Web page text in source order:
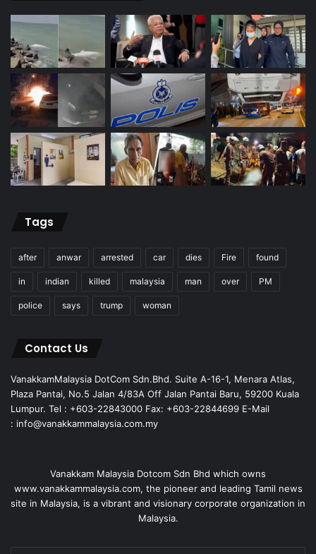
Tags
after anwar arrested car dies Fire found
in indian killed malaysia man over PM
police says trump woman
Contact Us
VanakkamMalaysia DotCom Sdn.Bhd. Suite A-16-1, Menara Atlas,
Plaza Pantai, No.5 Jalan 4/83A Off Jalan Pantai Baru, 59200 Kuala
Lumpur. Tel : +603-22843000 Fax: +603-22844699 E-Mail
: info@vanakkammalaysia.com.my
Vanakkam Malaysia Dotcom Sdn Bhd which owns
www.vanakkammalaysia.com, the pioneer and leading Tamil news
site in Malaysia, is a vibrant and visionary corporate organization in
Malaysia.